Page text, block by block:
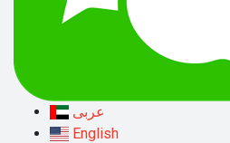
عربى
English